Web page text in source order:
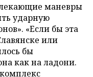
маневры
ударную
«Если бы эта
или
бы
как на ладони.